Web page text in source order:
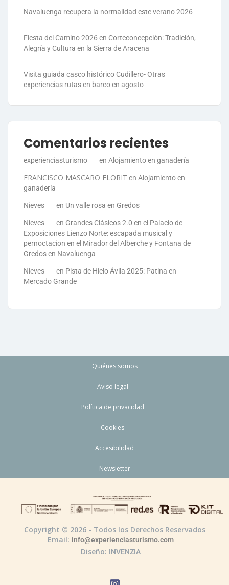
Navaluenga recupera la normalidad este verano 2026
Fiesta del Camino 2026 en Corteconcepción: Tradición,
Alegría y Cultura en la Sierra de Aracena
Visita guiada casco histórico Cudillero- Otras
experiencias rutas en barco en agosto
Comentarios recientes
experienciasturismo en Alojamiento en ganadería
FRANCISCO MASCARO FLORIT en Alojamiento en
ganadería
Nieves en Un valle rosa en Gredos
Nieves en Grandes Clásicos 2.0 en el Palacio de
Exposiciones Lienzo Norte: escapada musical y
pernoctacion en el Mirador del Alberche y Fontana de
Gredos en Navaluenga
Nieves en Pista de Hielo Ávila 2025: Patina en
Mercado Grande
Quiénes somos
Aviso legal
Política de privacidad
Cookies
Accesibilidad
Newsletter
Copyright © 2026 - Todos los Derechos Reservados
Email: info@experienciasturismo.com
Diseño: INVENZIA